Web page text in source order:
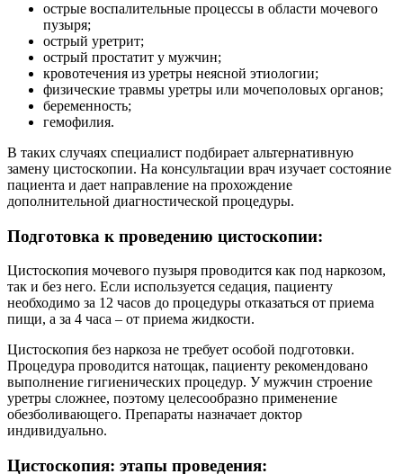
острые воспалительные процессы в области мочевого
пузыря;
острый уретрит;
острый простатит у мужчин;
кровотечения из уретры неясной этиологии;
физические травмы уретры или мочеполовых органов;
беременность;
гемофилия.
В таких случаях специалист подбирает альтернативную
замену цистоскопии. На консультации врач изучает состояние
пациента и дает направление на прохождение
дополнительной диагностической процедуры.
Подготовка к проведению цистоскопии:
Цистоскопия мочевого пузыря проводится как под наркозом,
так и без него. Если используется седация, пациенту
необходимо за 12 часов до процедуры отказаться от приема
пищи, а за 4 часа – от приема жидкости.
Цистоскопия без наркоза не требует особой подготовки.
Процедура проводится натощак, пациенту рекомендовано
выполнение гигиенических процедур. У мужчин строение
уретры сложнее, поэтому целесообразно применение
обезболивающего. Препараты назначает доктор
индивидуально.
Цистоскопия: этапы проведения: